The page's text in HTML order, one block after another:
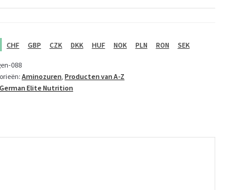
CHF GBP CZK DKK HUF NOK PLN RON SEK
088
Aminozuren, Producten van A-Z
German Elite Nutrition